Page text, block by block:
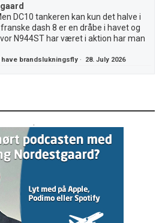
DC10 tankeren kan kun det halve i
dash 8 er en dråbe i havet og
N944ST har været i aktion har man
brandslukningsfly · 28. July 2026